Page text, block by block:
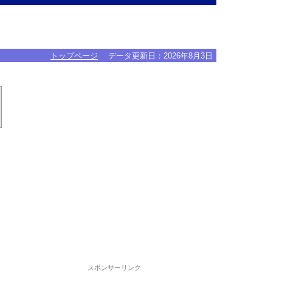
トップページ データ更新日： 2026年8月3日
スポンサーリンク